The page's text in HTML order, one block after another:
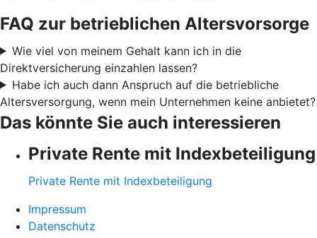
FAQ zur betrieblichen Altersvorsorge
Wie viel von meinem Gehalt kann ich in die
Direktversicherung einzahlen lassen?
Habe ich auch dann Anspruch auf die betriebliche
Altersversorgung, wenn mein Unternehmen keine anbietet?
Das könnte Sie auch interessieren
Private Rente mit Indexbeteiligung
Private Rente mit Indexbeteiligung
Impressum
Datenschutz